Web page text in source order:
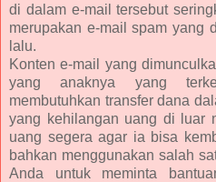
di dalam e-mail tersebut
merupakan e-mail spam yang
lalu.
Konten e-mail yang
yang anaknya yang
membutuhkan transfer dana
yang kehilangan uang di luar
uang segera agar ia bisa
bahkan menggunakan salah
Anda untuk meminta